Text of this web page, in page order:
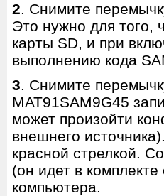
2. Снимите
Это нужно для того,
карты SD, и при
выполнению кода
3. Снимите
MAT91SAM9G45
может произойти
внешнего
красной стрелкой.
(он идет в
компьютера.